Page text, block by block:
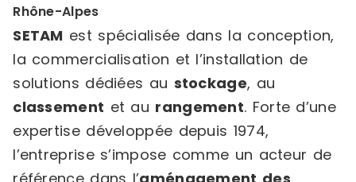
Rhône-Alpes
SETAM est spécialisée dans la conception,
la commercialisation et l’installation de
solutions dédiées au stockage, au
classement et au rangement. Forte d’une
expertise développée depuis 1974,
l’entreprise s’impose comme un acteur de